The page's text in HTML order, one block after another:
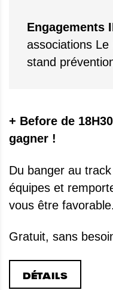
Engagements
associations
stand
+ Before de
gagner !
Du banger au
équipes et
vous être favorable.
Gratuit, sans
DÉTAILS